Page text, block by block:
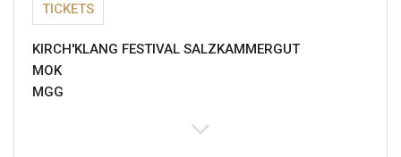
TICKETS
KIRCH'KLANG FESTIVAL SALZKAMMERGUT
MOK
MGG